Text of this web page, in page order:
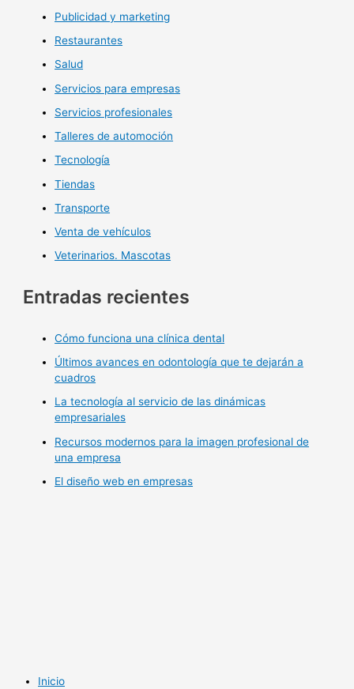
Publicidad y marketing
Restaurantes
Salud
Servicios para empresas
Servicios profesionales
Talleres de automoción
Tecnología
Tiendas
Transporte
Venta de vehículos
Veterinarios. Mascotas
Entradas recientes
Cómo funciona una clínica dental
Últimos avances en odontología que te dejarán a
cuadros
La tecnología al servicio de las dinámicas
empresariales
Recursos modernos para la imagen profesional de
una empresa
El diseño web en empresas
Inicio